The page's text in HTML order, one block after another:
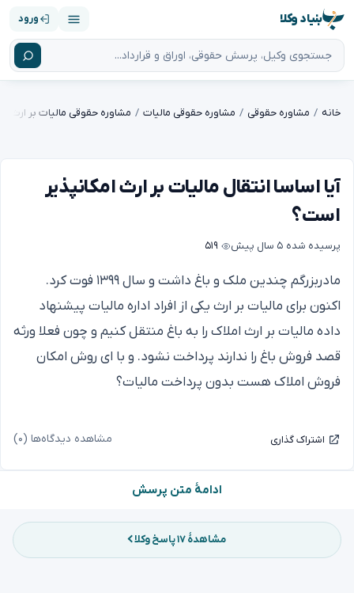
بنیاد وکلا ورود
خانه مشاوره حقوقی مشاوره حقوقی مالیات مشاوره حقوقی مالیات بر ارث
آیا اساسا انتقال مالیات بر ارث امکانپذیر
است؟
پرسیده شده ۵ سال پیش ۵۱۹
مادربزرگم چندین ملک و باغ داشت و سال ۱۳۹۹ فوت کرد.
اکنون برای مالیات بر ارث یکی از افراد اداره مالیات پیشنهاد
داده مالیات بر ارث املاک را به باغ منتقل کنیم و چون فعلا ورثه
قصد فروش باغ را ندارند پرداخت نشود. و با ای روش امکان
فروش املاک هست بدون پرداخت مالیات؟
اشتراک گذاری مشاهده دیدگاه‌ها (۰)
ادامهٔ متن پرسش
مشاهدهٔ ۱۷ پاسخ وکلا